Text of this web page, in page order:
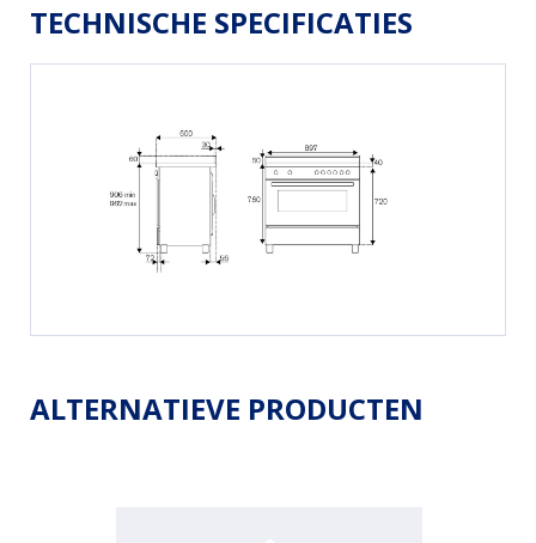
TECHNISCHE SPECIFICATIES
ALTERNATIEVE PRODUCTEN